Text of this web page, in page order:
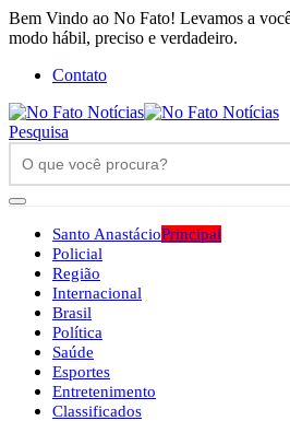
Bem Vindo ao No Fato! Levamos a
modo hábil, preciso e verdadeiro.
Contato
Pesquisa
Santo AnastácioPrincipal
Policial
Região
Internacional
Brasil
Política
Saúde
Esportes
Entretenimento
Classificados